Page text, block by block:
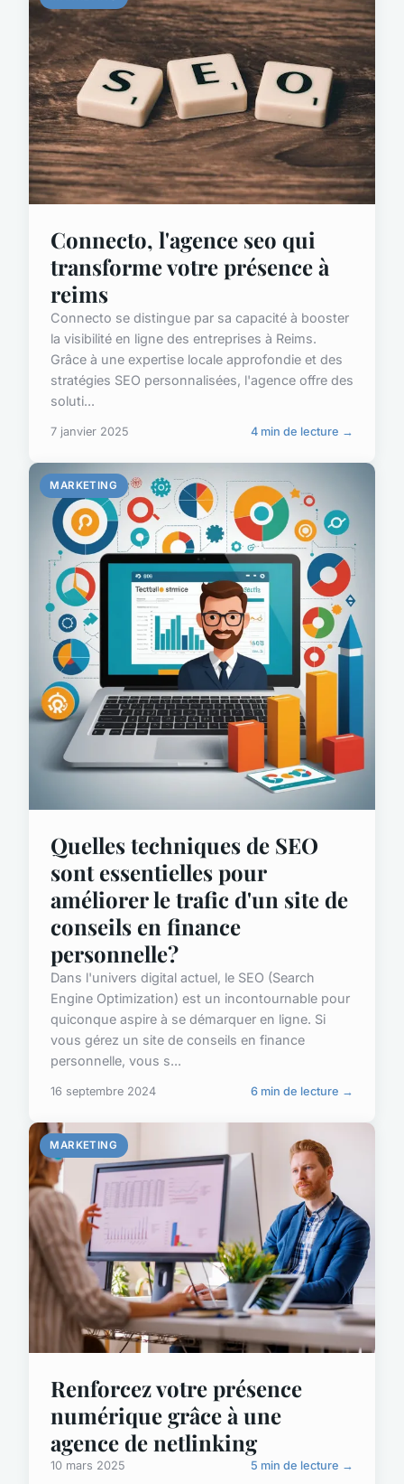
Connecto, l'agence seo qui
transforme votre présence à
reims
Connecto se distingue par sa capacité à booster
la visibilité en ligne des entreprises à Reims.
Grâce à une expertise locale approfondie et des
stratégies SEO personnalisées, l'agence offre des
soluti...
7 janvier 2025 4 min de lecture →
MARKETING
Quelles techniques de SEO
sont essentielles pour
améliorer le trafic d'un site de
conseils en finance
personnelle?
Dans l'univers digital actuel, le SEO (Search
Engine Optimization) est un incontournable pour
quiconque aspire à se démarquer en ligne. Si
vous gérez un site de conseils en finance
personnelle, vous s...
16 septembre 2024 6 min de lecture →
MARKETING
Renforcez votre présence
numérique grâce à une
agence de netlinking
10 mars 2025 5 min de lecture →